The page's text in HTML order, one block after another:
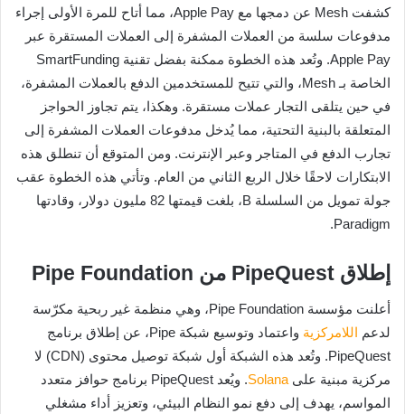
كشفت Mesh عن دمجها مع Apple Pay، مما أتاح للمرة الأولى إجراء
مدفوعات سلسة من العملات المشفرة إلى العملات المستقرة عبر
Apple Pay. وتُعد هذه الخطوة ممكنة بفضل تقنية SmartFunding
الخاصة بـ Mesh، والتي تتيح للمستخدمين الدفع بالعملات المشفرة،
في حين يتلقى التجار عملات مستقرة. وهكذا، يتم تجاوز الحواجز
المتعلقة بالبنية التحتية، مما يُدخل مدفوعات العملات المشفرة إلى
تجارب الدفع في المتاجر وعبر الإنترنت. ومن المتوقع أن تنطلق هذه
الابتكارات لاحقًا خلال الربع الثاني من العام. وتأتي هذه الخطوة عقب
جولة تمويل من السلسلة B، بلغت قيمتها 82 مليون دولار، وقادتها
Paradigm.
إطلاق PipeQuest من Pipe Foundation
أعلنت مؤسسة Pipe Foundation، وهي منظمة غير ربحية مكرّسة
لدعم اللامركزية
واعتماد وتوسيع شبكة Pipe، عن إطلاق برنامج
PipeQuest. وتُعد هذه الشبكة أول شبكة توصيل محتوى (CDN) لا
مركزية مبنية على Solana
. ويُعد PipeQuest برنامج حوافز متعدد
المواسم، يهدف إلى دفع نمو النظام البيئي، وتعزيز أداء مشغلي